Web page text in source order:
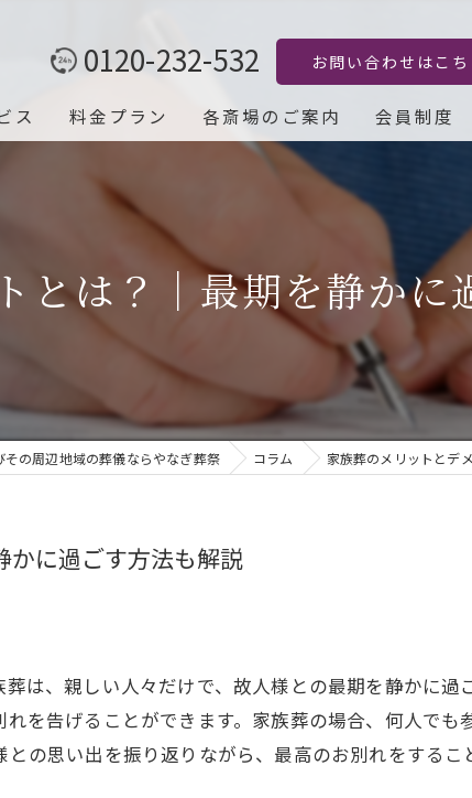
0120-232-532 お問い合わせはこち
ス 料金プラン 各斎場のご案内 会員制度
とは？｜最期を静かに
その周辺地域の葬儀ならやなぎ葬祭 コラム 家族葬のメリットとデ
かに過ごす方法も解説
は、親しい人々だけで、故人様との最期を静かに過
を告げることができます。家族葬の場合、何人でも
の思い出を振り返りながら、最高のお別れをするこ